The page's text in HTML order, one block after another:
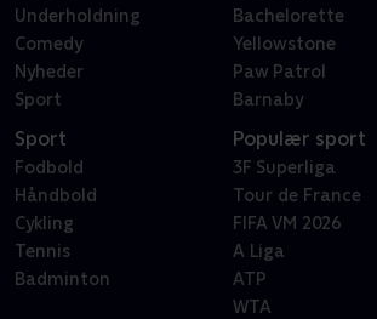
Underholdning
Comedy
Nyheder
Sport
Bachelorette
Yellowstone
Paw Patrol
Barnaby
Sport
Fodbold
Håndbold
Cykling
Tennis
Badminton
Populær sport
3F Superliga
Tour de France
FIFA VM 2026
A Liga
ATP
WTA